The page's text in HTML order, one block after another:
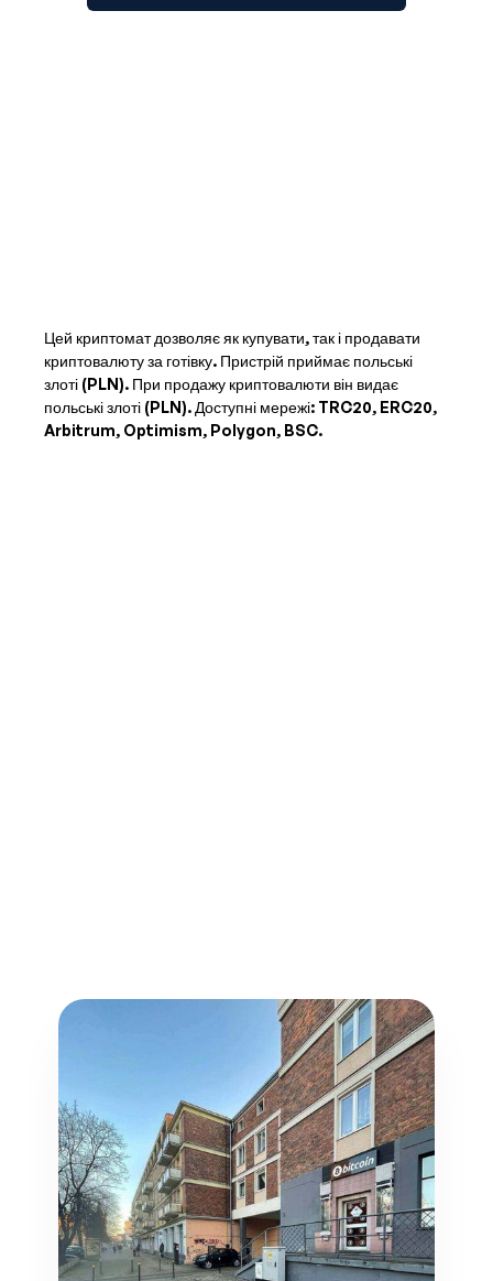
Цей криптомат дозволяє як купувати, так і продавати
криптовалюту за готівку. Пристрій приймає польські
злоті (PLN). При продажу криптовалюти він видає
польські злоті (PLN). Доступні мережі: TRC20, ERC20,
Arbitrum, Optimism, Polygon, BSC.